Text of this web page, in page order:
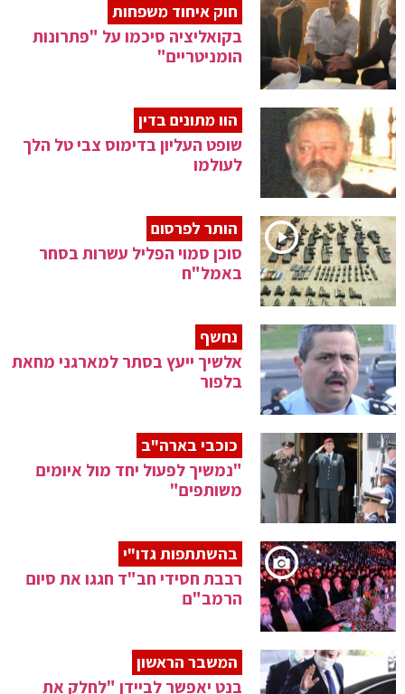
חוק איחוד משפחות
בקואליציה סיכמו על "פתרונות
הומניטריים"
הוו מתונים בדין
שופט העליון בדימוס צבי טל הלך
לעולמו
הותר לפרסום
סוכן סמוי הפליל עשרות בסחר
באמל"ח
נחשף
אלשיך ייעץ בסתר למארגני מחאת
בלפור
כוכבי בארה"ב
"נמשיך לפעול יחד מול איומים
משותפים"
בהשתתפות גדו"י
רבבת חסידי חב"ד חגגו את סיום
הרמב"ם
המשבר הראשון
בנט יאפשר לביידן "לחלק את